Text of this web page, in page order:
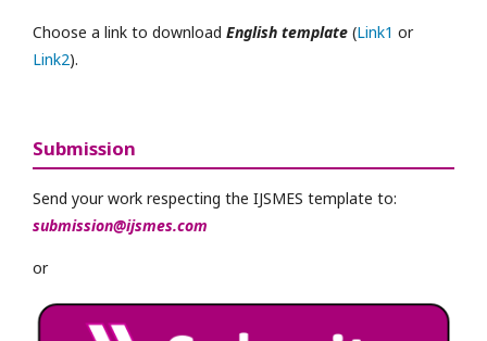
Choose a link to download English template (Link1 or
Link2).
Submission
Send your work respecting the IJSMES template to:
submission@ijsmes.com
or